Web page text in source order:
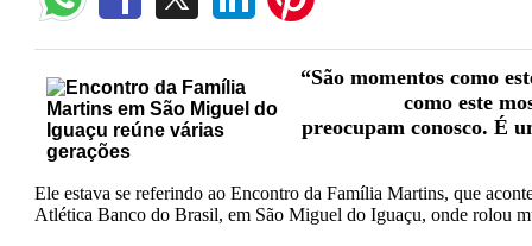
“São momentos como
como este
preocupam conosco. É
Ele estava se referindo ao Encontro da Família Martins, que
Atlética Banco do Brasil, em São Miguel do Iguaçu, onde rolou